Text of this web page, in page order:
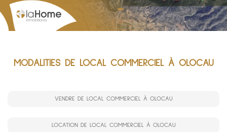
MODALITIES DE LOCAL COMMERCIEL À OLOCAU
VENDRE DE LOCAL COMMERCIEL À OLOCAU
LOCATION DE LOCAL COMMERCIEL À OLOCAU